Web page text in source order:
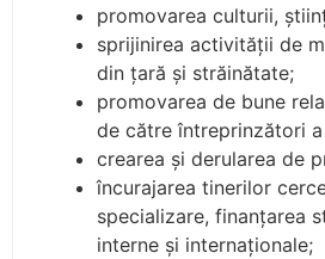
promovarea culturii,
sprijinirea activităţii de
din ţară şi străinătate;
promovarea de bune
de către întreprinzători
crearea şi derularea de
încurajarea tinerilor
specializare, finanţarea
interne şi internaţionale;